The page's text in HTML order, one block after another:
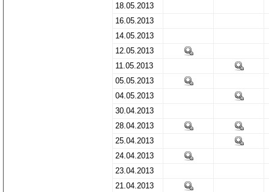
18.05.2013
16.05.2013
14.05.2013
12.05.2013
11.05.2013
05.05.2013
04.05.2013
30.04.2013
28.04.2013
25.04.2013
24.04.2013
23.04.2013
21.04.2013